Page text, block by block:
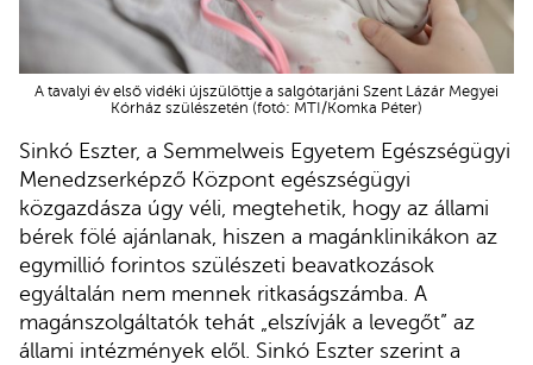
A tavalyi év első vidéki újszülöttje a salgótarjáni Szent Lázár Megyei
Kórház szülészetén (fotó: MTI/Komka Péter)
Sinkó Eszter, a Semmelweis Egyetem Egészségügyi
Menedzserképző Központ egészségügyi
közgazdásza úgy véli, megtehetik, hogy az állami
bérek fölé ajánlanak, hiszen a magánklinikákon az
egymillió forintos szülészeti beavatkozások
egyáltalán nem mennek ritkaságszámba. A
magánszolgáltatók tehát „elszívják a levegőt” az
állami intézmények elől. Sinkó Eszter szerint a